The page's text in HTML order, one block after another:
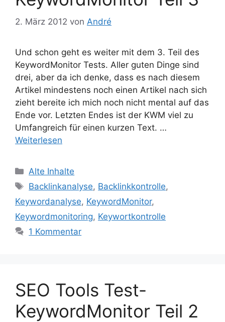
2. März 2012 von André
Und schon geht es weiter mit dem 3. Teil des
KeywordMonitor Tests. Aller guten Dinge sind
drei, aber da ich denke, dass es nach diesem
Artikel mindestens noch einen Artikel nach sich
zieht bereite ich mich noch nicht mental auf das
Ende vor. Letzten Endes ist der KWM viel zu
Umfangreich für einen kurzen Text. …
Weiterlesen
Kategorien
Alte Inhalte
Schlagwörter
Backlinkanalyse, Backlinkkontrolle,
Keywordanalyse, KeywordMonitor,
Keywordmonitoring, Keywortkontrolle
1 Kommentar
SEO Tools Test-
KeywordMonitor Teil 2